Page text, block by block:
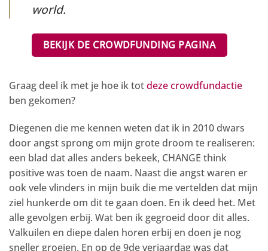
world.
BEKIJK DE CROWDFUNDING PAGINA
Graag deel ik met je hoe ik totdeze crowdfundactie
ben gekomen?
Diegenen die me kennen weten dat ik in 2010 dwars
door angst sprong om mijn grote droom te realiseren:
een blad dat alles anders bekeek, CHANGE think
positive was toen de naam. Naast die angst waren er
ook vele vlinders in mijn buik die me vertelden dat mijn
ziel hunkerde om dit te gaan doen. En ik deed het. Met
alle gevolgen erbij. Wat ben ik gegroeid door dit alles.
Valkuilen en diepe dalen horen erbij en doen je nog
sneller groeien. En op de 9de verjaardag was dat